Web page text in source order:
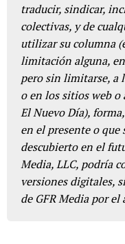
traducir, sindicar,
colectivas, y de
utilizar su columna
limitación alguna,
pero sin limitarse, a
o en los sitios web
El Nuevo Día),
en el presente o que
descubierto en el
Media, LLC, podría
versiones digitales,
de GFR Media por el